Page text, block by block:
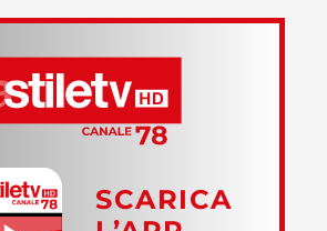
SCARICA